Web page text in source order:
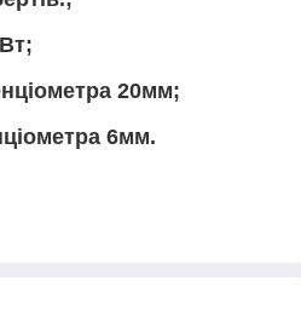
20мм;
6мм.